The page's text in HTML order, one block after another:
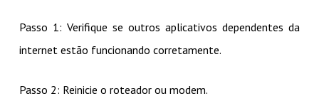
Passo 1: Verifique se outros aplicativos dependentes da
internet estão funcionando corretamente.
Passo 2: Reinicie o roteador ou modem.